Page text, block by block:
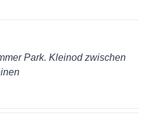
Park. Kleinod zwischen